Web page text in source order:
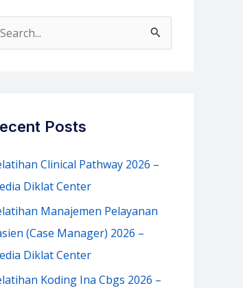
Posts
Clinical Pathway 2026 –
Diklat Center
Manajemen Pelayanan
(Case Manager) 2026 –
Diklat Center
Koding Ina Cbgs 2026 –